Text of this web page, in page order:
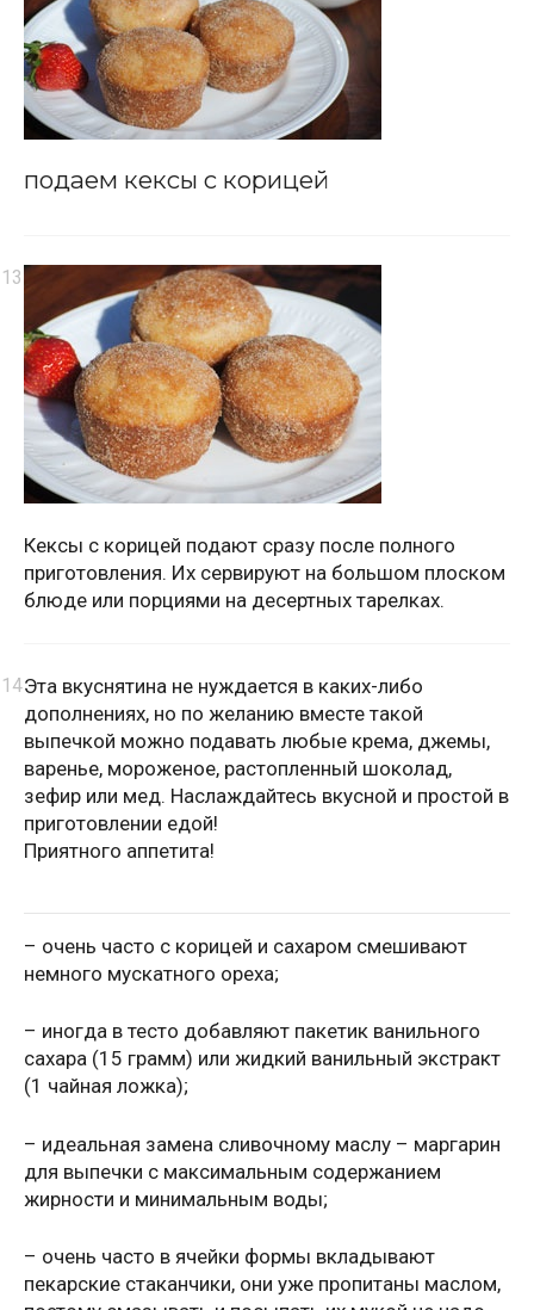
подаем кексы с корицей
Кексы с корицей подают сразу после полного
приготовления. Их сервируют на большом плоском
блюде или порциями на десертных тарелках.
Эта вкуснятина не нуждается в каких-либо
дополнениях, но по желанию вместе такой
выпечкой можно подавать любые крема, джемы,
варенье, мороженое, растопленный шоколад,
зефир или мед. Наслаждайтесь вкусной и простой в
приготовлении едой!
Приятного аппетита!
– очень часто с корицей и сахаром смешивают
немного мускатного ореха;
– иногда в тесто добавляют пакетик ванильного
сахара (15 грамм) или жидкий ванильный экстракт
(1 чайная ложка);
– идеальная замена сливочному маслу – маргарин
для выпечки с максимальным содержанием
жирности и минимальным воды;
– очень часто в ячейки формы вкладывают
пекарские стаканчики, они уже пропитаны маслом,